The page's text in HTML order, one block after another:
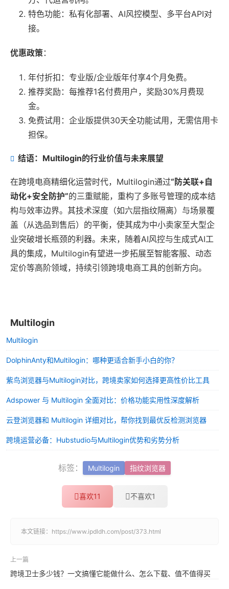
特色功能：私有化部署、AI风控模型、多平台API对
接。
优惠政策：
年付折扣：专业版/企业版年付享4个月免费。
推荐奖励：每推荐1名付费用户，奖励30%月费现
金。
免费试用：企业版提供30天全功能试用，无需信用卡
担保。
结语：Multilogin的行业价值与未来展望
在跨境电商精细化运营时代，Multilogin通过“防关联+自
动化+安全防护”的三重赋能，重构了多账号管理的成本结
构与效率边界。其技术深度（如六层指纹隔离）与场景覆
盖（从选品到售后）的平衡，使其成为中小卖家至大型企
业突破增长瓶颈的利器。未来，随着AI风控与生成式AI工
具的集成，Multilogin有望进一步拓展至智能客服、动态
定价等高阶领域，持续引领跨境电商工具的创新方向。
Multilogin
Multilogin
DolphinAnty和Multilogin：哪种更适合新手小白的你？
紫鸟浏览器与Multilogin对比，跨境卖家如何选择更高性价比工具
Adspower 与 Multilogin 全面对比：价格功能实用性深度解析
云登浏览器和 Multilogin 详细对比，帮你找到最优反检测浏览器
跨境运营必备：Hubstudio与Multilogin优势和劣势分析
标签： Multilogin 指纹浏览器
喜欢11 不喜欢1
本文链接： https://www.ipdldh.com/post/373.html
上一篇
跨境卫士多少钱？一文搞懂它能做什么、怎么下载、值不值得买